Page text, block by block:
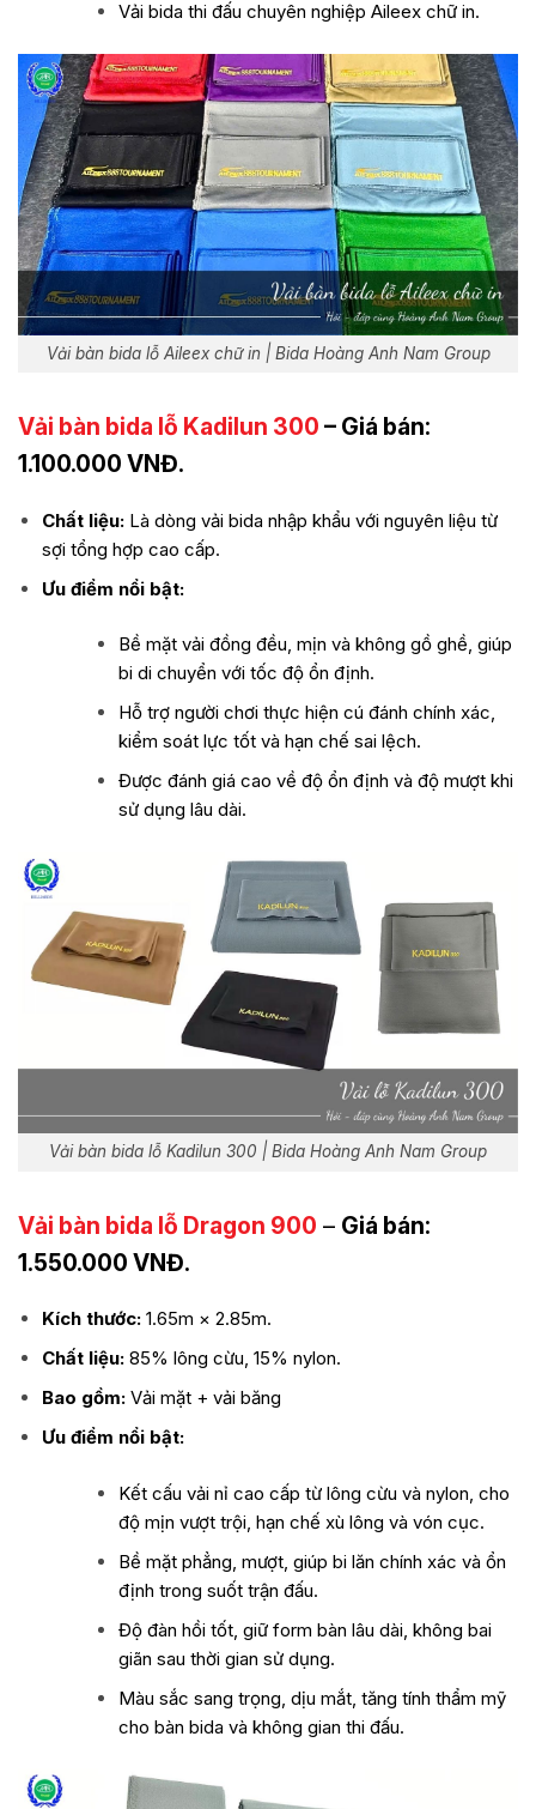
Vải bida thi đấu chuyên nghiệp Aileex chữ in.
Vải bàn bida lỗ Aileex chữ in | Bida Hoàng Anh Nam Group
Vải bàn bida lỗ Kadilun 300 – Giá bán:
1.100.000 VNĐ.
Chất liệu:Là dòng vải bida nhập khẩu với nguyên liệu từ
sợi tổng hợp cao cấp.
Ưu điểm nổi bật:
Bề mặt vải đồng đều, mịn và không gồ ghề, giúp
bi di chuyển với tốc độ ổn định.
Hỗ trợ người chơi thực hiện cú đánh chính xác,
kiểm soát lực tốt và hạn chế sai lệch.
Được đánh giá cao về độ ổn định và độ mượt khi
sử dụng lâu dài.
Vải bàn bida lỗ Kadilun 300 | Bida Hoàng Anh Nam Group
Vải bàn bida lỗ Dragon 900 – Giá bán:
1.550.000 VNĐ.
Kích thước:1.65m × 2.85m.
Chất liệu:85% lông cừu, 15% nylon.
Bao gồm: Vải mặt + vải băng
Ưu điểm nổi bật:
Kết cấu vải nỉ cao cấp từ lông cừu và nylon, cho
độ mịn vượt trội, hạn chế xù lông và vón cục.
Bề mặt phẳng, mượt, giúp bi lăn chính xác và ổn
định trong suốt trận đấu.
Độ đàn hồi tốt, giữ form bàn lâu dài, không bai
giãn sau thời gian sử dụng.
Màu sắc sang trọng, dịu mắt, tăng tính thẩm mỹ
cho bàn bida và không gian thi đấu.